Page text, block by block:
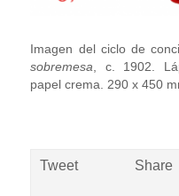
Imagen del ciclo de
sobremesa , c. 1902.
papel crema. 290 x 450
Tweet Share